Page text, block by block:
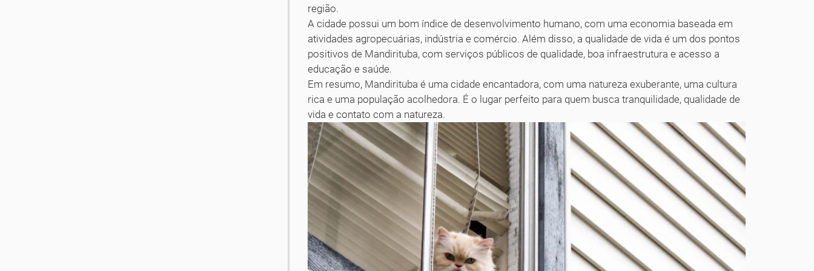
região.
A cidade possui um bom índice de desenvolvimento humano, com uma economia baseada em
atividades agropecuárias, indústria e comércio. Além disso, a qualidade de vida é um dos pontos
positivos de Mandirituba, com serviços públicos de qualidade, boa infraestrutura e acesso a
educação e saúde.
Em resumo, Mandirituba é uma cidade encantadora, com uma natureza exuberante, uma cultura
rica e uma população acolhedora. É o lugar perfeito para quem busca tranquilidade, qualidade de
vida e contato com a natureza.